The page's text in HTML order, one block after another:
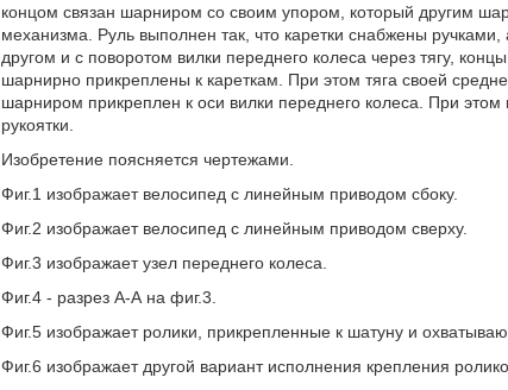
концом связан шарниром со своим упором, который другим
механизма. Руль выполнен так, что каретки снабжены
другом и с поворотом вилки переднего колеса через тягу,
шарнирно прикреплены к кареткам. При этом тяга своей
шарниром прикреплен к оси вилки переднего колеса. При
рукоятки.
Изобретение поясняется чертежами.
Фиг.1 изображает велосипед с линейным приводом сбоку.
Фиг.2 изображает велосипед с линейным приводом сверху.
Фиг.3 изображает узел переднего колеса.
Фиг.4 - разрез А-А на фиг.3.
Фиг.5 изображает ролики, прикрепленные к шатуну и
Фиг.6 изображает другой вариант исполнения крепления